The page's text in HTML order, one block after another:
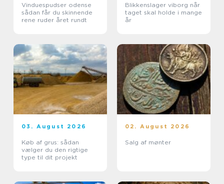
Vinduespudser odense
sådan får du skinnende
rene ruder året rundt
Blikkenslager viborg når
taget skal holde i mange
år
03. August 2026
Køb af grus: sådan
vælger du den rigtige
type til dit projekt
02. August 2026
Salg af mønter